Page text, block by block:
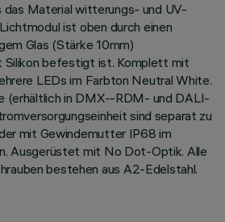
das Material witterungs- und UV-
ist oben durch einen
Glas (Stärke 10mm)
Silikon befestigt ist. Komplett mit
LEDs im Farbton Neutral White.
(erhältlich in DMX--RDM- und DALI-
sind separat zu
mit Gewindemutter IP68 im
Ausgerüstet mit No Dot-Optik. Alle
bestehen aus A2-Edelstahl.